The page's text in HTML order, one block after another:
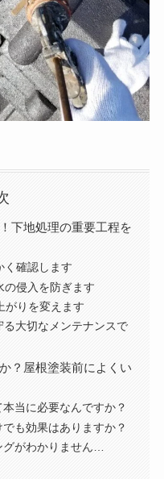
下地処理の重要工程を
く確認します
侵入を防ぎます
がりを変えます
大切なメンテナンスで
？屋根塗装前によくい
当に必要なんですか？
も効果はありますか？
グがわかりません…